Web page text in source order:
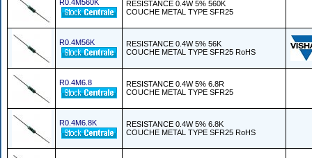
R0.4M560K
RESISTANCE 0.4W 5% 560K
COUCHE METAL TYPE SFR25
R0.4M56K
RESISTANCE 0.4W 5% 56K
COUCHE METAL TYPE SFR25 RoHS
R0.4M6.8
RESISTANCE 0.4W 5% 6.8R
COUCHE METAL TYPE SFR25
R0.4M6.8K
RESISTANCE 0.4W 5% 6.8K
COUCHE METAL TYPE SFR25 RoHS